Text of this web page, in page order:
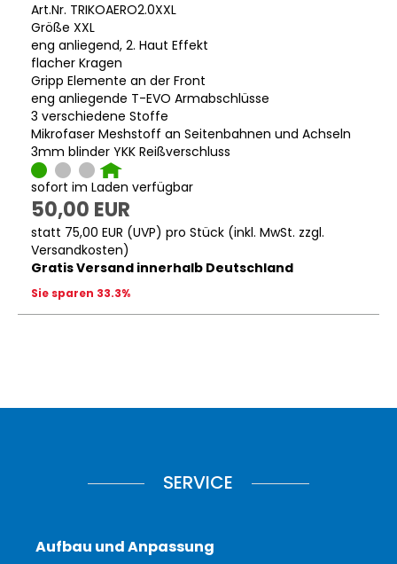
Art.Nr. TRIKOAERO2.0XXL
Größe XXL
eng anliegend, 2. Haut Effekt
flacher Kragen
Gripp Elemente an der Front
eng anliegende T-EVO Armabschlüsse
3 verschiedene Stoffe
Mikrofaser Meshstoff an Seitenbahnen und Achseln
3mm blinder YKK Reißverschluss
sofort im Laden verfügbar
50,00 EUR
statt 75,00 EUR (UVP) pro Stück (inkl. MwSt. zzgl.
Versandkosten)
Gratis Versand innerhalb Deutschland
Sie sparen 33.3%
SERVICE
Aufbau und Anpassung